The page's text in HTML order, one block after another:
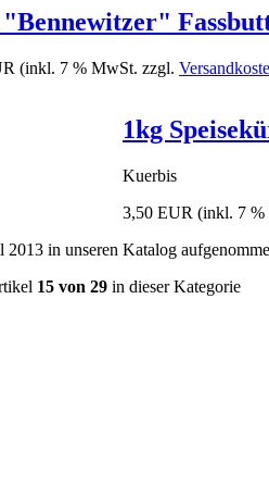
"Bennewitzer"
(inkl. 7 % MwSt. zzgl.
1kg
Kuerbis
3,50 EUR (inkl. 7 %
in unseren Katalog
15 von 29 in dieser Kategorie